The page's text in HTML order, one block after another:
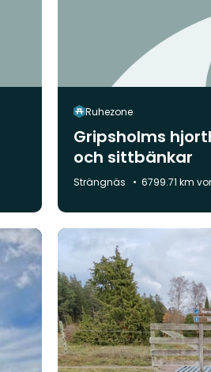
Ruhezone
Gripsholms
och sittbänkar
Gemeinde:
Strängnäs 6799.71 km